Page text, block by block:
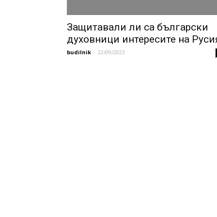
Защитавали ли са български
духовници интересите на
budilnik - 22/09/2023